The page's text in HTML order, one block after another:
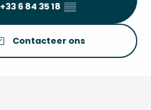
+33 6 84 35 18 ▒▒
Contacteer ons